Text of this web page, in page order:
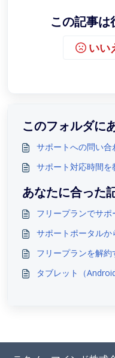
この記事は
いい
このフォルダに
サポートへの問い合
サポート対応時間を
あなたに合った
フリープランでサ
サポートポータルか
フリープランを解約
タブレット（